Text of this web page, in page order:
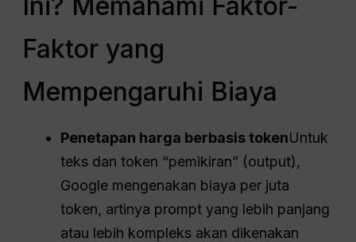
Faktor yang
Mempengaruhi Biaya
Penetapan harga berbasis tokenUntuk
teks dan token “pemikiran” (output),
Google mengenakan biaya per juta
token, artinya prompt yang lebih panjang
atau lebih kompleks akan dikenakan